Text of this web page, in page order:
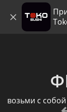
возьми с собой